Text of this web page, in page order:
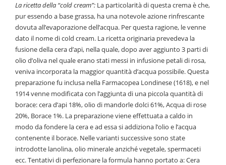
La ricetta della “cold cream”: La particolarità di questa crema è che,
pur essendo a base grassa, ha una notevole azione rinfrescante
dovuta all’evaporazione dell’acqua. Per questa ragione, le venne
dato il nome di cold cream. La ricetta originaria prevedeva la
fusione della cera d’api, nella quale, dopo aver aggiunto 3 parti di
olio d’oliva nel quale erano stati messi in infusione petali di rosa,
veniva incorporata la maggior quantità d’acqua possibile. Questa
preparazione fu inclusa nella Farmacopea Londinese (1618), e nel
1914 venne modificata con l’aggiunta di una piccola quantità di
borace: cera d’api 18%, olio di mandorle dolci 61%, Acqua di rose
20%, Borace 1%. La preparazione viene effettuata a caldo in
modo da fondere la cera e ad essa si addiziona l’olio e l’acqua
contenente il borace. Nelle varianti successive sono state
introdotte lanolina, olio minerale anziché vegetale, spermaceti
ecc. Tentativi di perfezionare la formula hanno portato a: Cera